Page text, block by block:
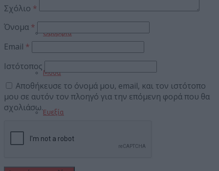
Ομορφιά
Μόδα
Ευεξία
Σχόλιο *
Όνομα *
Email *
Ιστότοπος
Αποθήκευσε το όνομά μου, email, και τον ιστότοπο
μου σε αυτόν τον πλοηγό για την επόμενη φορά που θα
σχολιάσω.